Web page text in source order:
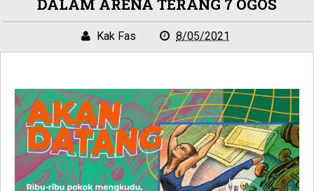
DALAM ARENA TERANG 7 OGOS
Kak Fas 8/05/2021